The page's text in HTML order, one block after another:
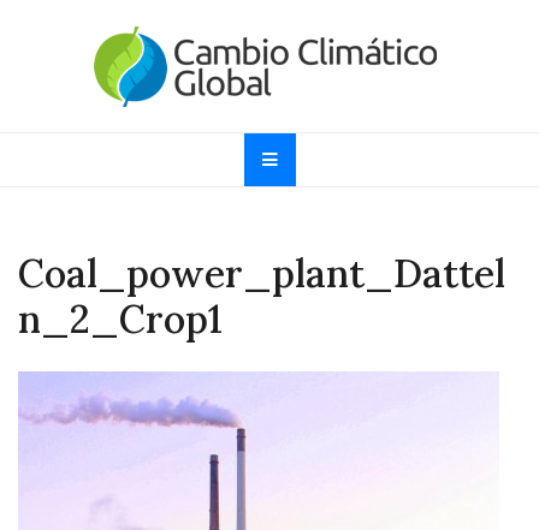
Cambio Climático
Global
Climático y Efecto Invernadero desde 1997
Coal_power_plant_Dattel
n_2_Crop1